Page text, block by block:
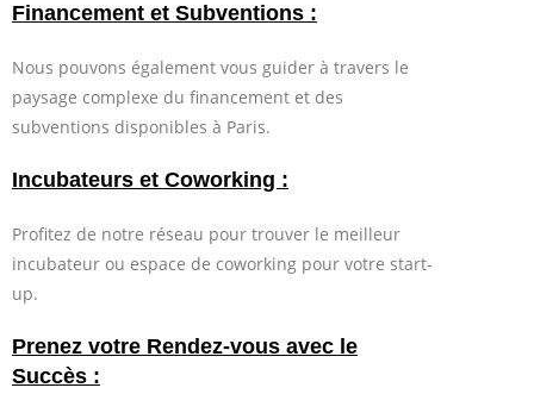
Financement et Subventions :
Nous pouvons également vous guider à travers le
paysage complexe du financement et des
subventions disponibles à Paris.
Incubateurs et Coworking :
Profitez de notre réseau pour trouver le meilleur
incubateur ou espace de coworking pour votre start-
up.
Prenez votre Rendez-vous avec le
Succès :